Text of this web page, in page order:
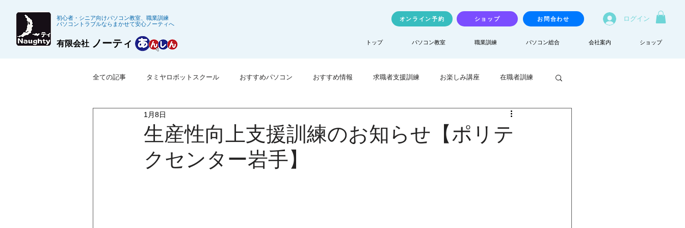
初心者・シニア向けパソコン教室、職業訓練
パソコントラブルならまかせて安心ノーティへ
ノーティ
有限会社
オンライン予約 ショップ お問合わせ ログイン
トップ パソコン教室 職業訓練 パソコン総合 会社案内 ショップ
全ての記事 タミヤロボットスクール おすすめパソコン おすすめ情報 求職者支援訓練 お楽しみ講座 在職者訓練
※募集終了した職業訓練
生産性向上支援訓練のお知らせ【ポリテ
クセンター岩手】
1月8日